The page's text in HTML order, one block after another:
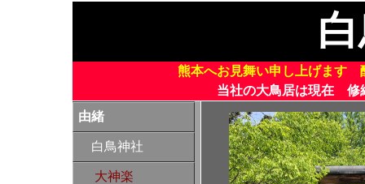
熊本へお見舞い申し上げます
当社の大鳥居は現在 修
由緒
白鳥神社
大神楽